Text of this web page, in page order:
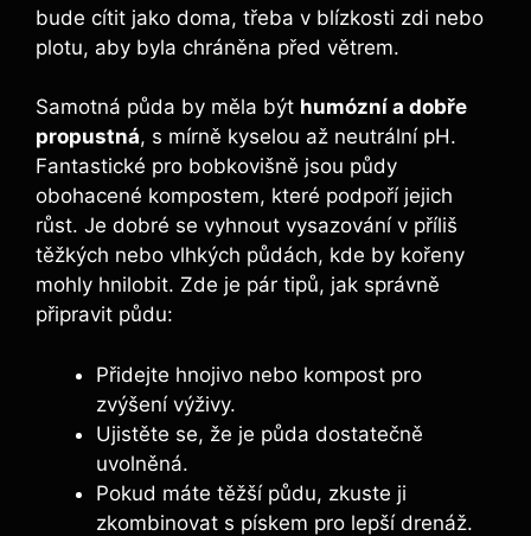
bude cítit jako doma, třeba v blízkosti zdi nebo
plotu, aby byla chráněna před větrem.
Samotná půda by měla být humózní a dobře
propustná, s mírně kyselou až neutrální pH.
Fantastické pro bobkovišně jsou půdy
obohacené kompostem, které podpoří jejich
růst. Je dobré se vyhnout vysazování v příliš
těžkých nebo vlhkých půdách, kde by kořeny
mohly hnilobit. Zde je pár tipů, jak správně
připravit půdu:
Přidejte hnojivo nebo kompost pro
zvýšení výživy.
Ujistěte se, že je půda dostatečně
uvolněná.
Pokud máte těžší půdu, zkuste ji
zkombinovat s pískem pro lepší drenáž.